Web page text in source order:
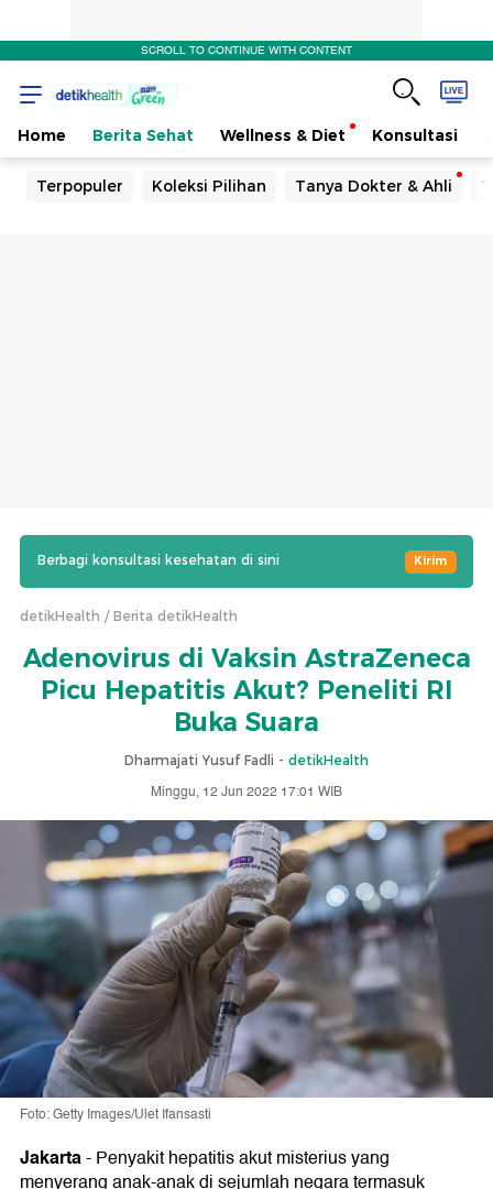
SCROLL TO CONTINUE WITH CONTENT
Home Berita Sehat Wellness & Diet Konsultasi
Terpopuler Koleksi Pilihan Tanya Dokter & Ahli
Berbagi konsultasi kesehatan di sini Kirim
detikHealth Berita detikHealth
Adenovirus di Vaksin AstraZeneca
Picu Hepatitis Akut? Peneliti RI
Buka Suara
Dharmajati Yusuf Fadli - detikHealth
Minggu, 12 Jun 2022 17:01 WIB
Foto: Getty Images/Ulet Ifansasti
Jakarta-Penyakit hepatitis akut misterius yang
menyerang anak-anak di sejumlah negara termasuk